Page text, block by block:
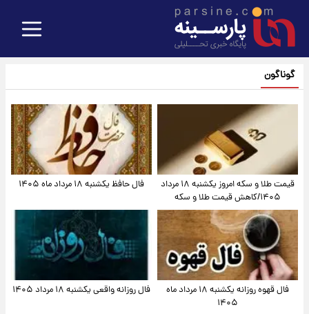
گوناگون
قیمت طلا و سکه امروز یکشنبه ۱۸ مرداد
۱۴۰۵/کاهش قیمت طلا و سکه
فال حافظ یکشنبه ۱۸ مرداد ماه ۱۴۰۵
فال قهوه روزانه یکشنبه ۱۸ مرداد ماه
۱۴۰۵
فال روزانه واقعی یکشنبه ۱۸ مرداد ۱۴۰۵